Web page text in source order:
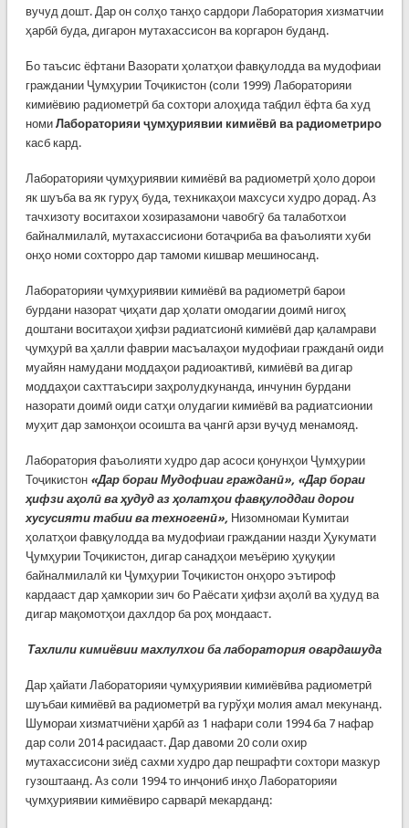
вучуд дошт. Дар он солҳо танҳо сардори Лаборатория хизматчии
ҳарбӣ буда, дигарон мутахассисон ва коргарон буданд.
Бо таъсис ёфтани Вазорати ҳолатҳои фавқулодда ва мудофиаи
граждании Ҷумҳурии Тоҷикистон (соли 1999) Лабораторияи
кимиёвию радиометрӣ ба сохтори алоҳида табдил ёфта ба худ
номи Лабораторияи ҷумҳуриявии кимиёвӣ ва радиометриро
касб кард.
Лабораторияи ҷумҳуриявии кимиёвӣ ва радиометрӣ ҳоло дорои
як шуъба ва як гуруҳ буда, техникаҳои махсуси худро дорад. Аз
тачхизоту воситахои хозиразамони чавобгӯ ба талаботхои
байналмилалӣ, мутахассисиони ботаҷриба ва фаъолияти хуби
онҳо номи сохторро дар тамоми кишвар мешиносанд.
Лабораторияи ҷумҳуриявии кимиёвӣ ва радиометрӣ барои
бурдани назорат ҷиҳати дар ҳолати омодагии доимӣ нигоҳ
доштани воситаҳои ҳифзи радиатсионӣ кимиёвӣ дар қаламрави
ҷумҳурӣ ва ҳалли фаврии масъалаҳои мудофиаи гражданӣ оиди
муайян намудани моддаҳои радиоактивӣ, кимиёвӣ ва дигар
моддаҳои сахттаъсири заҳролудкунанда, инчунин бурдани
назорати доимӣ оиди сатҳи олудагии кимиёвӣ ва радиатсионии
муҳит дар замонҳои осоишта ва ҷангӣ арзи вуҷуд менамояд.
Лаборатория фаъолияти худро дар асоси қонунҳои Ҷумҳурии
Тоҷикистон «Дар бораи Мудофиаи гражданӣ», «Дар бораи
ҳифзи аҳолӣ ва ҳудуд аз ҳолатҳои фавқулоддаи дорои
хусусияти табии ва техногенӣ», Низомномаи Кумитаи
ҳолатҳои фавқулодда ва мудофиаи граждании назди Ҳукумати
Ҷумҳурии Тоҷикистон, дигар санадҳои меъёрию ҳуқуқии
байналмилалӣ ки Ҷумҳурии Тоҷикистон онҳоро эътироф
кардааст дар ҳамкории зич бо Раёсати ҳифзи аҳолӣ ва ҳудуд ва
дигар мақомотҳои дахлдор ба роҳ мондааст.
Тахлили кимиёвии махлулхои ба лаборатория овардашуда
Дар ҳайати Лабораторияи ҷумҳуриявии кимиёвӣва радиометрӣ
шуъбаи кимиёвӣ ва радиометрӣ ва гурўҳи молия амал мекунанд.
Шумораи хизматчиёни ҳарбӣ аз 1 нафари соли 1994 ба 7 нафар
дар соли 2014 расидааст. Дар давоми 20 соли охир
мутахассисони зиёд сахми худро дар пешрафти сохтори мазкур
гузоштаанд. Аз соли 1994 то инҷониб инҳо Лабораторияи
ҷумҳуриявии кимиёвиро сарварӣ мекарданд: